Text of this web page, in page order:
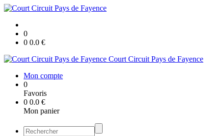
0
0 0.0 €
Court Circuit Pays de Fayence
Mon compte
0
Favoris
0 0.0 €
Mon panier